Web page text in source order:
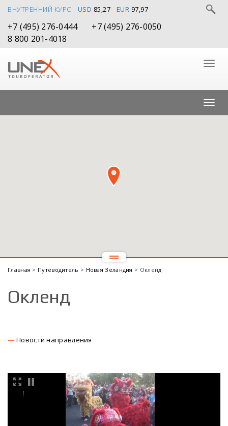
ВНУТРЕННИЙ КУРС USD 85,27 EUR 97,97
+7 (495) 276-0444
+7 (495) 276-0050
8 800 201-4018
Главная > Путеводитель > Новая Зеландия > Окленд
Окленд
Новости направления